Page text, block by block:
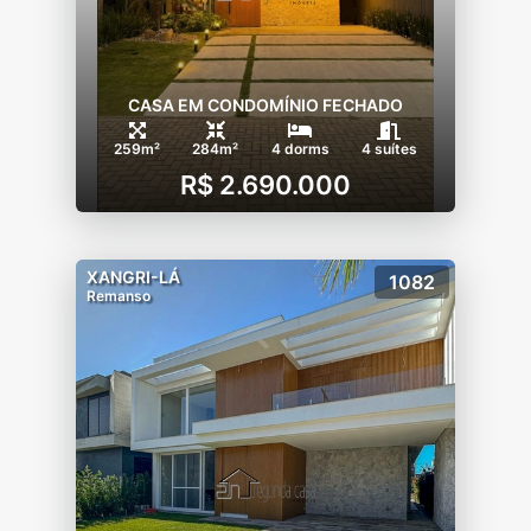
CASA EM CONDOMÍNIO FECHADO
259m² 284m² 4 dorms 4 suítes
R$ 2.690.000
XANGRI-LÁ
Remanso
1082